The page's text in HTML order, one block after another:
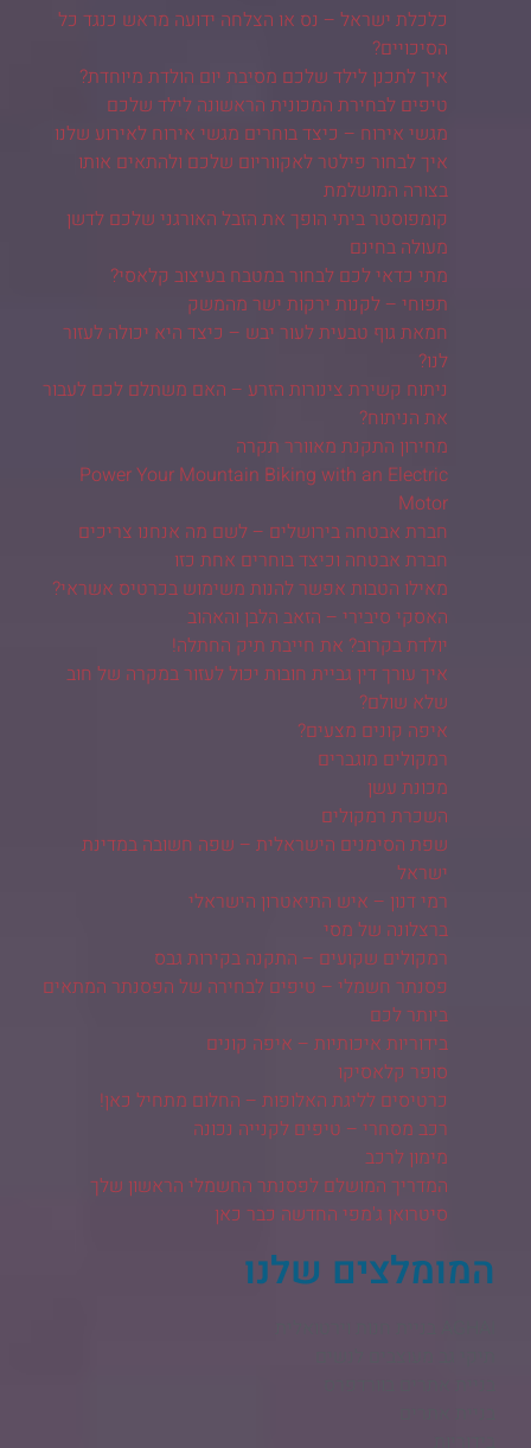
כלכלת ישראל – נס או הצלחה ידועה מראש כנגד כל
הסיכויים?
איך לתכנן לילד שלכם מסיבת יום הולדת מיוחדת?
טיפים לבחירת המכונית הראשונה לילד שלכם
מגשי אירוח – כיצד בוחרים מגשי אירוח לאירוע שלנו
איך לבחור פילטר לאקווריום שלכם ולהתאים אותו
בצורה המושלמת
קומפוסטר ביתי הופך את הזבל האורגני שלכם לדשן
מעולה בחינם
מתי כדאי לכם לבחור במטבח בעיצוב קלאסי?
תפוחי – לקנות ירקות ישר מהמשק
חמאת גוף טבעית לעור יבש – כיצד היא יכולה לעזור
לנו?
ניתוח קשירת צינורות הזרע – האם משתלם לכם לעבור
את הניתוח?
מחירון התקנת מאוורר תקרה
Power Your Mountain Biking with an Electric
Motor
חברת אבטחה בירושלים – לשם מה אנחנו צריכים
חברת אבטחה וכיצד בוחרים אחת כזו
מאילו הטבות אפשר להנות משימוש בכרטיס אשראי?
האסקי סיבירי – הזאב הלבן והאהוב
יולדת בקרוב? את חייבת תיק החתלה!
איך עורך דין גביית חובות יכול לעזור במקרה של חוב
שלא שולם?
איפה קונים מצעים?
רמקולים מוגברים
מכונת עשן
השכרת רמקולים
שפת הסימנים הישראלית – שפה חשובה במדינת
ישראל
רמי דנון – איש התיאטרון הישראלי
ברצלונה של מסי
רמקולים שקועים – התקנה בקירות גבס
פסנתר חשמלי – טיפים לבחירה של הפסנתר המתאים
ביותר לכם
בידוריות איכותיות – איפה קונים
סופר קלאסיקו
כרטיסים לליגת האלופות – החלום מתחיל כאן!
רכב מסחרי – טיפים לקנייה נכונה
מימון לרכב
המדריך המושלם לפסנתר החשמלי הראשון שלך
סיטרואן ג'מפי החדשה כבר כאן
המומלצים שלנו